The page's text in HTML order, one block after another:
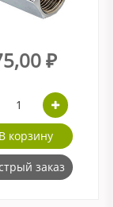
₽
В корзину
заказ